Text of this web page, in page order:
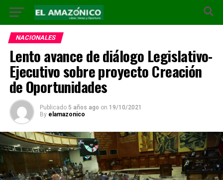
NACIONALES
Lento avance de diálogo Legislativo-
Ejecutivo sobre proyecto Creación
de Oportunidades
Publicado 5 años ago on 19/10/2021
By elamazonico